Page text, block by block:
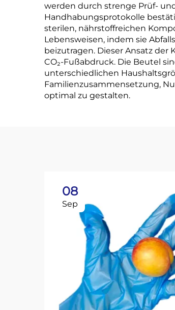
werden durch strenge Prüf-
Handhabungsprotokolle
sterilen, nährstoffreichen
Lebensweisen, indem sie
beizutragen. Dieser Ansatz
CO₂-Fußabdruck. Die Beutel
unterschiedlichen
Familienzusammensetzung,
optimal zu gestalten.
08
Sep